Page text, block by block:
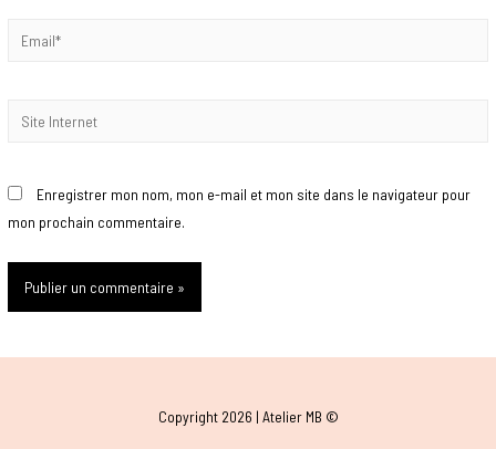
Enregistrer mon nom, mon e-mail et mon site dans le navigateur pour
mon prochain commentaire.
Copyright 2026 | Atelier MB ©